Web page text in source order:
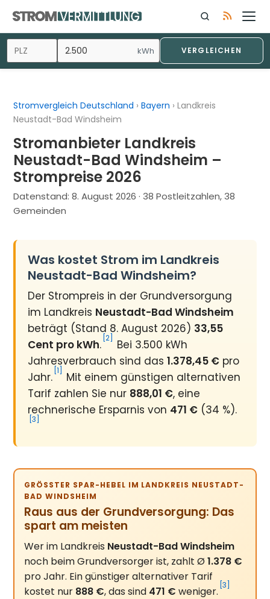
Inhalt
springen
kWh VERGLEICHEN
Stromvergleich Deutschland ›Bayern ›Landkreis
Neustadt-Bad Windsheim
Stromanbieter Landkreis
Neustadt-Bad Windsheim –
Strompreise 2026
Datenstand:8. August 2026 · 38 Postleitzahlen, 38
Gemeinden
Was kostet Strom im Landkreis
Neustadt-Bad Windsheim?
Der Strompreis in der Grundversorgung
im Landkreis Neustadt-Bad Windsheim
beträgt (Stand 8. August 2026) 33,55
Cent pro kWh. [2]
Bei 3.500 kWh
Jahresverbrauch sind das1.378,45 € pro
Jahr. [1]
Mit einem günstigen alternativen
Tarif zahlen Sie nur 888,01 €, eine
rechnerische Ersparnis von 471 € (34 %).
[3]
GRÖSSTER SPAR-HEBEL IM LANDKREIS NEUSTADT-B
AD WINDSHEIM
Raus aus der Grundversorgung: Das
spart am meisten
Wer im Landkreis Neustadt-Bad Windsheim
noch beim Grundversorger ist, zahlt Ø1.378 €
pro Jahr. Ein günstiger alternativer Tarif
kostet nur 888 €, das sind 471 € weniger. [3]